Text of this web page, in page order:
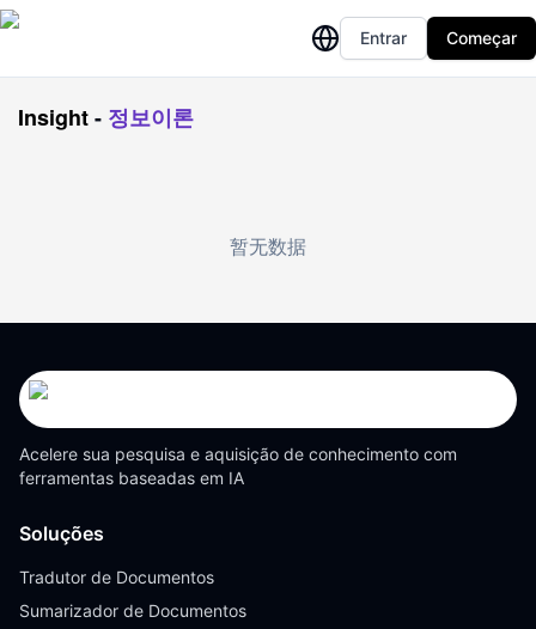
Entrar Começar
Insight- 정보이론
暂无数据
Acelere sua pesquisa e aquisição de conhecimento com
ferramentas baseadas em IA
Soluções
Tradutor de Documentos
Sumarizador de Documentos